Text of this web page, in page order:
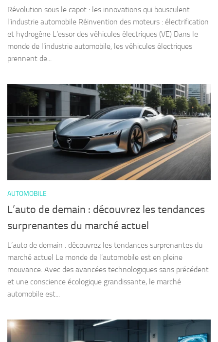
Révolution sous le capot : les innovations qui bousculent
l’industrie automobile Réinvention des moteurs : électrification
et hydrogène L’essor des véhicules électriques (VE) Dans le
monde de l’industrie automobile, les véhicules électriques
prennent de...
AUTOMOBILE
L’auto de demain : découvrez les tendances
surprenantes du marché actuel
L’auto de demain : découvrez les tendances surprenantes du
marché actuel Le monde de l’automobile est en pleine
mouvance. Avec des avancées technologiques sans précédent
et une conscience écologique grandissante, le marché
automobile est...